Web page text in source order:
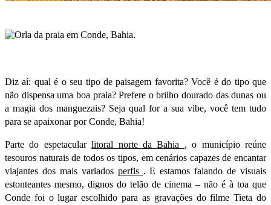
Diz aí: qual é o seu tipo de paisagem favorita? Você é do tipo que
não dispensa uma boa praia? Prefere o brilho dourado das dunas ou
a magia dos manguezais? Seja qual for a sua vibe, você tem tudo
para se apaixonar por Conde, Bahia!
Parte do espetacularlitoral norte da Bahia , o município reúne
tesouros naturais de todos os tipos, em cenários capazes de encantar
viajantes dos mais variados perfis . E estamos falando de visuais
estonteantes mesmo, dignos do telão de cinema – não é à toa que
Conde foi o lugar escolhido para as gravações do filmeTieta do